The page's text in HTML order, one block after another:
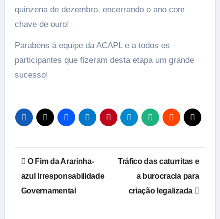
quinzena de dezembro, encerrando o ano com
chave de ouro!
Parabéns à equipe da ACAPL e a todos os
participantes que fizeram desta etapa um grande
sucesso!
Navegação
de
Post
O Fim da Ararinha-
azul Irresponsabilidade
Governamental
Tráfico das caturritas e
a burocracia para
criação legalizada